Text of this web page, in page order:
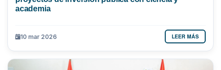
academia
10 mar 2026 LEER MÁS